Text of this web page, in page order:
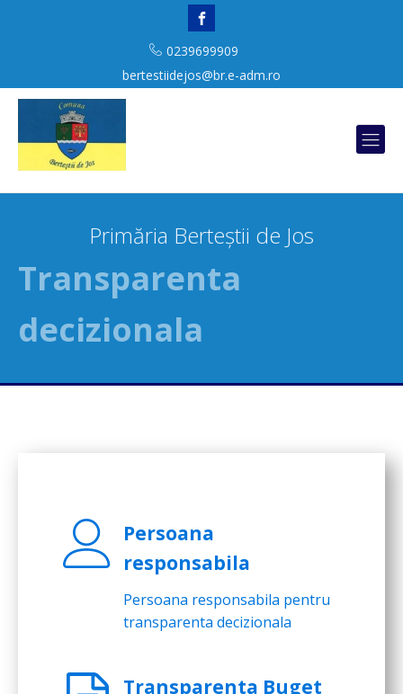
0239699909
bertestiidejos@br.e-adm.ro
Primăria Berteștii de Jos
Transparenta
decizionala
Persoana
responsabila
Persoana responsabila pentru
transparenta decizionala
Transparenta Buget